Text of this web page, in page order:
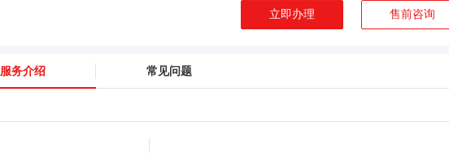
立即办理 售前咨询
服务介绍 常见问题